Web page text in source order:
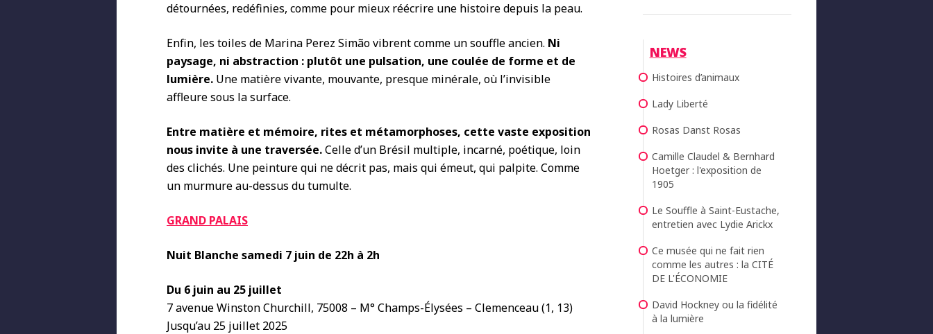
détournées, redéfinies, comme pour mieux réécrire une histoire depuis la peau.
Enfin, les toiles de Marina Perez Simão vibrent comme un souffle ancien. Ni
paysage, ni abstraction : plutôt une pulsation, une coulée de forme et de
lumière. Une matière vivante, mouvante, presque minérale, où l’invisible
affleure sous la surface.
Entre matière et mémoire, rites et métamorphoses, cette vaste exposition
nous invite à une traversée.Celle d’un Brésil multiple, incarné, poétique, loin
des clichés. Une peinture qui ne décrit pas, mais qui émeut, qui palpite. Comme
un murmure au-dessus du tumulte.
GRAND PALAIS
Nuit Blanche samedi 7 juin de 22h à 2h
Du 6 juin au 25 juillet
7 avenue Winston Churchill, 75008 – M° Champs-Élysées – Clemenceau (1, 13)
Jusqu’au 25 juillet 2025
NEWS
Histoires d’animaux
Lady Liberté
Rosas Danst Rosas
Camille Claudel & Bernhard
Hoetger : l'exposition de
1905
Le Souffle à Saint-Eustache,
entretien avec Lydie Arickx
Ce musée qui ne fait rien
comme les autres : la CITÉ
DE L'ÉCONOMIE
David Hockney ou la fidélité
à la lumière